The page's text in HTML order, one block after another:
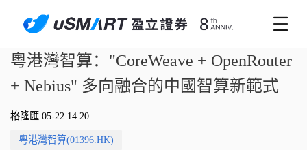
粵港灣智算："CoreWeave + OpenRouter
+ Nebius" 多向融合的中國智算新範式
格隆匯 05-22 14:20
粵港灣智算(01396.HK)